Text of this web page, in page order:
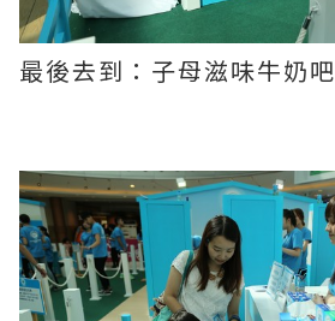
最後去到：子母滋味牛奶吧